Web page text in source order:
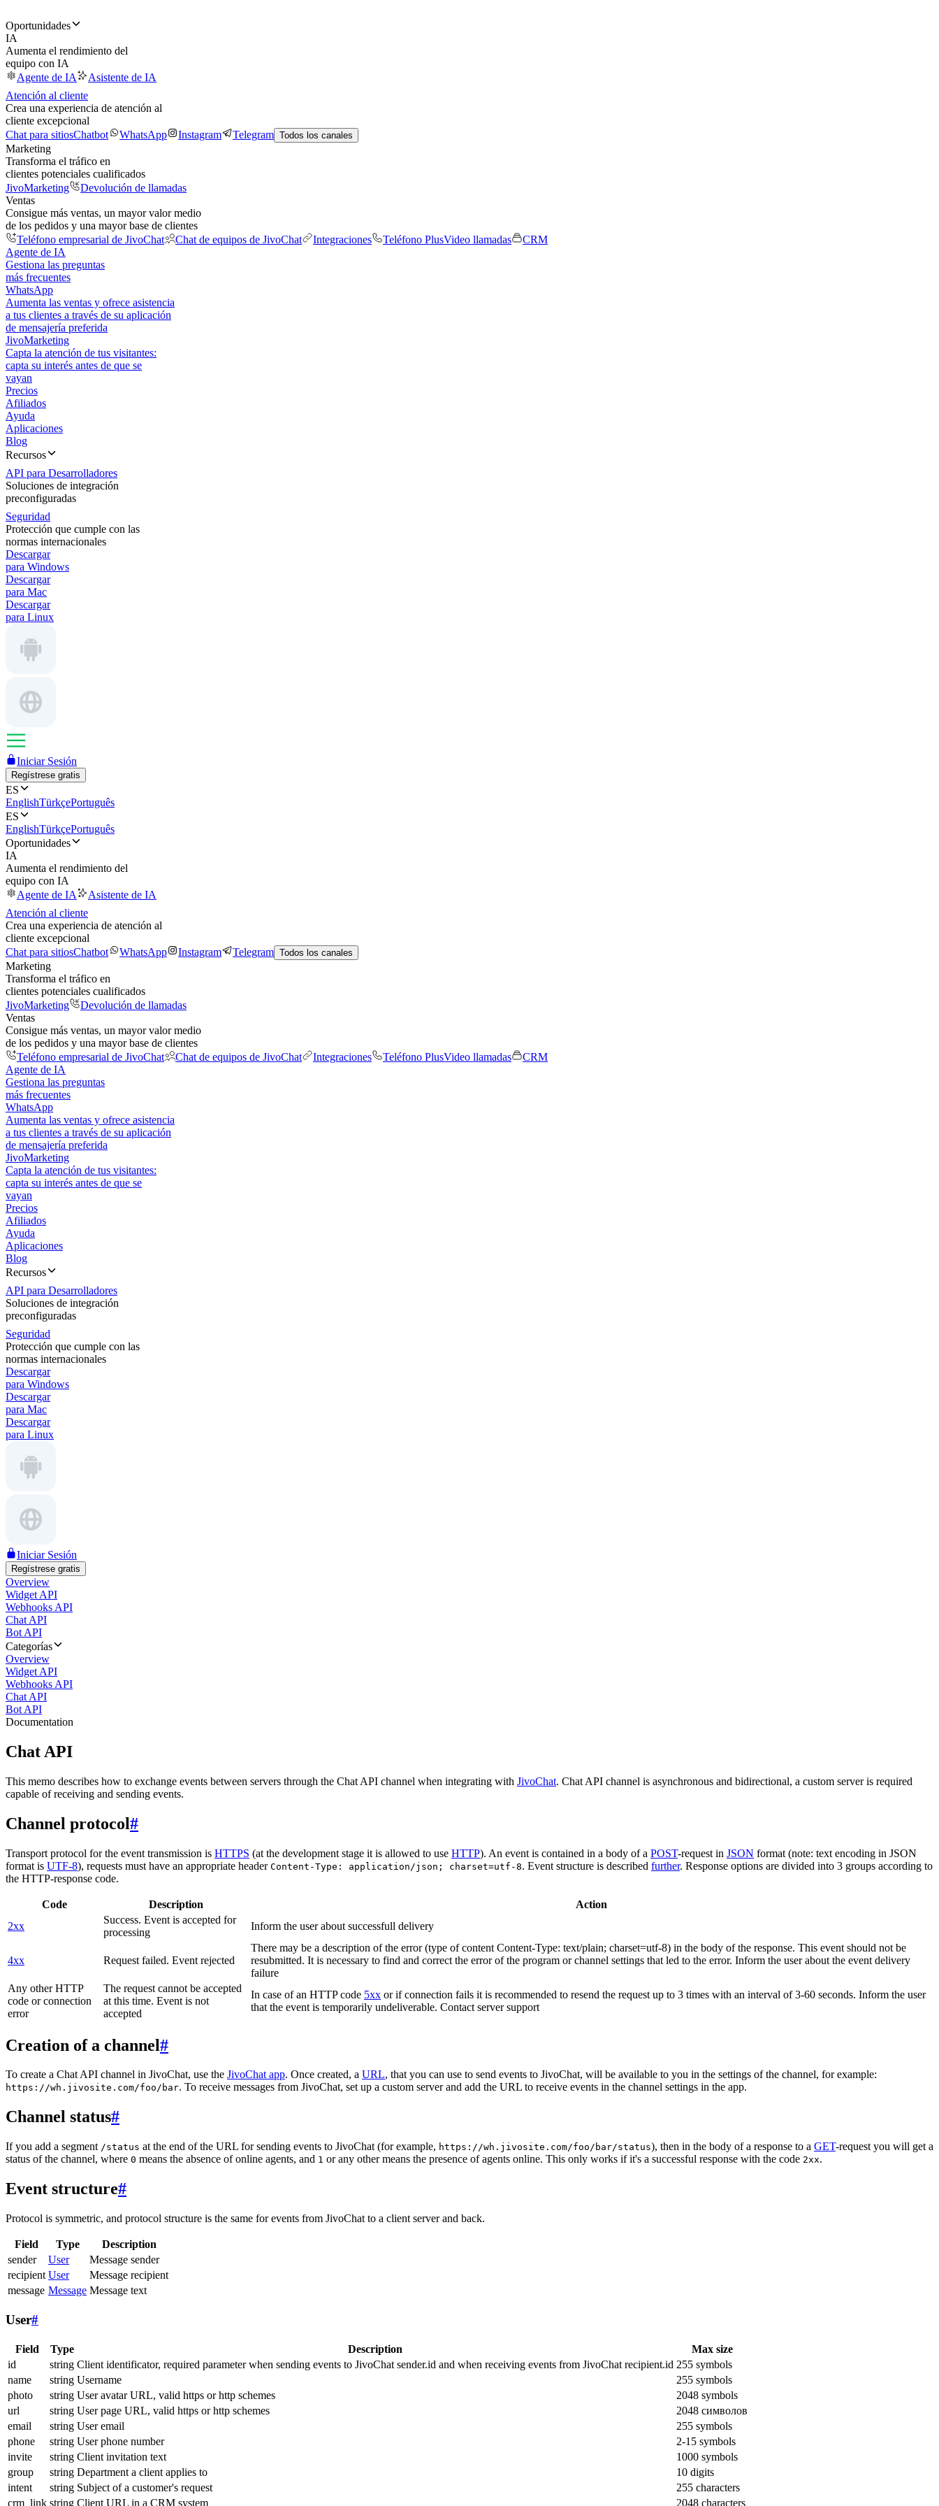
Oportunidades
IA
Aumenta el rendimiento del
equipo con IA
Agente de IA
Asistente de IA
Atención al cliente
Crea una experiencia de atención al
cliente excepcional
Chat para sitiosChatbot WhatsApp Instagram Telegram Todos los canales
Marketing
Transforma el tráfico en
clientes potenciales cualificados
JivoMarketing
Devolución de llamadas
Ventas
Consigue más ventas, un mayor valor medio
de los pedidos y una mayor base de clientes
Teléfono empresarial de JivoChat
Chat de equipos de JivoChat Integraciones Teléfono PlusVideo llamadas
CRM
Agente de IA
Gestiona las preguntas
más frecuentes
WhatsApp
Aumenta las ventas y ofrece asistencia
a tus clientes a través de su aplicación
de mensajería preferida
JivoMarketing
Capta la atención de tus visitantes:
capta su interés antes de que se
vayan
Precios
Afiliados
Ayuda
Aplicaciones
Blog
Recursos
API para Desarrolladores
Soluciones de integración
preconfiguradas
Seguridad
Protección que cumple con las
normas internacionales
Descargar
para Windows
Descargar
para Mac
Descargar
para Linux
Iniciar Sesión
Regístrese gratis
ES
EnglishTürkçePortuguês
ES
EnglishTürkçePortuguês
Oportunidades
IA
Aumenta el rendimiento del
equipo con IA
Agente de IA
Asistente de IA
Atención al cliente
Crea una experiencia de atención al
cliente excepcional
Chat para sitiosChatbot WhatsApp Instagram Telegram Todos los canales
Marketing
Transforma el tráfico en
clientes potenciales cualificados
JivoMarketing
Devolución de llamadas
Ventas
Consigue más ventas, un mayor valor medio
de los pedidos y una mayor base de clientes
Teléfono empresarial de JivoChat
Chat de equipos de JivoChat Integraciones Teléfono PlusVideo llamadas
CRM
Agente de IA
Gestiona las preguntas
más frecuentes
WhatsApp
Aumenta las ventas y ofrece asistencia
a tus clientes a través de su aplicación
de mensajería preferida
JivoMarketing
Capta la atención de tus visitantes:
capta su interés antes de que se
vayan
Precios
Afiliados
Ayuda
Aplicaciones
Blog
Recursos
API para Desarrolladores
Soluciones de integración
preconfiguradas
Seguridad
Protección que cumple con las
normas internacionales
Descargar
para Windows
Descargar
para Mac
Descargar
para Linux
Iniciar Sesión
Regístrese gratis
Overview
Widget API
Webhooks API
Chat API
Bot API
Categorías
Overview
Widget API
Webhooks API
Chat API
Bot API
Documentation
Chat API
This memo describes how to exchange events between servers through the Chat API channel when integrating with JivoChat. Chat API channel is asynchronous and bidirectional, a custom server is required
capable of receiving and sending events.
Channel protocol#
Transport protocol for the event transmission is HTTPS (at the development stage it is allowed to use HTTP). An event is contained in a body of a POST-request in JSON format (note: text encoding in JSON
format is UTF-8), requests must have an appropriate header Content-Type: application/json; charset=utf-8. Event structure is described further. Response options are divided into 3 groups according to
the HTTP-response code.
Code Description
Action
2xx
Success. Event is accepted for
processing
Inform the user about successfull delivery
4xx Request failed. Event rejected
There may be a description of the error (type of content Content-Type: text/plain; charset=utf-8) in the body of the response. This event should not be
resubmitted. It is necessary to find and correct the error of the program or channel settings that led to the error. Inform the user about the event delivery
failure
Any other HTTP
code or connection
error
The request cannot be accepted
at this time. Event is not
accepted
In case of an HTTP code 5xx or if connection fails it is recommended to resend the request up to 3 times with an interval of 3-60 seconds. Inform the user
that the event is temporarily undeliverable. Contact server support
Creation of a channel#
To create a Chat API channel in JivoChat, use the JivoChat app. Once created, a URL, that you can use to send events to JivoChat, will be available to you in the settings of the channel, for example:
https://wh.jivosite.com/foo/bar. To receive messages from JivoChat, set up a custom server and add the URL to receive events in the channel settings in the app.
Channel status#
If you add a segment /status at the end of the URL for sending events to JivoChat (for example, https://wh.jivosite.com/foo/bar/status), then in the body of a response to a GET-request you will get a
status of the channel, where 0 means the absence of online agents, and 1 or any other means the presence of agents online. This only works if it's a successful response with the code 2xx.
Event structure#
Protocol is symmetric, and protocol structure is the same for events from JivoChat to a client server and back.
Field Type
Description
sender
User
Message sender
recipient User
Message recipient
message Message Message text
User#
Field Type Description
Max size
id
string Client identificator, required parameter when sending events to JivoChat sender.id and when receiving events from JivoChat recipient.id 255 symbols
name
string Username
255 symbols
photo
string User avatar URL, valid https or http schemes
2048 symbols
url
string User page URL, valid https or http schemes
2048 символов
email
string User email
255 symbols
phone
string User phone number
2-15 symbols
invite
string Client invitation text
1000 symbols
group
string Department a client applies to
10 digits
intent
string Subject of a customer's request
255 characters
crm_link string Client URL in a CRM system 2048 characters